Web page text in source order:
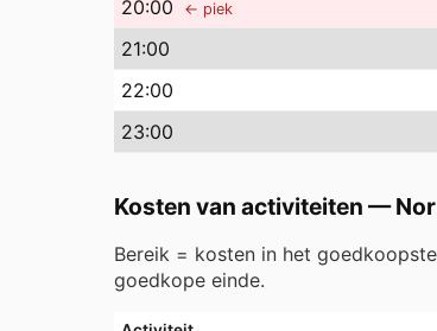
20:00 ← piek
21:00
22:00
23:00
Kosten van activiteiten —
Bereik = kosten in het
goedkope einde.